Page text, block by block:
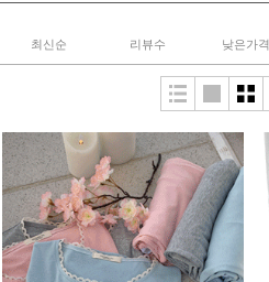
최신순 리뷰수 낮은가격